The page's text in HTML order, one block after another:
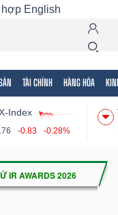
hợp English
TÀI CHÍNH HÀNG HÓA
Index
-0.83 -0.28%
chứng khoán